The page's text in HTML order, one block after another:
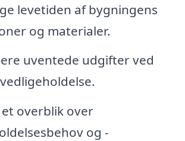
levetiden af bygningens
og materialer.
uventede udgifter ved
overblik over
og -